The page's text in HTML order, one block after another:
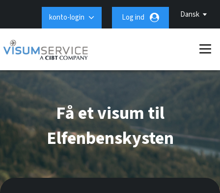
Dansk
konto-login Log ind
Få et visum til
Elfenbenskysten